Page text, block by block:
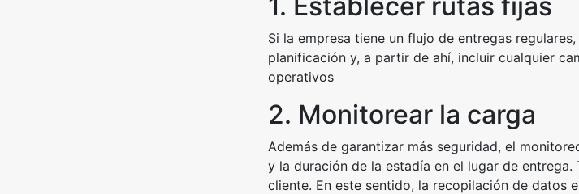
Si la empresa tiene un flujo de entregas
planificación y, a partir de ahí, incluir cualquier
operativos
2. Monitorear la carga
Además de garantizar más seguridad, el
y la duración de la estadía en el lugar de
cliente. En este sentido, la recopilación de datos